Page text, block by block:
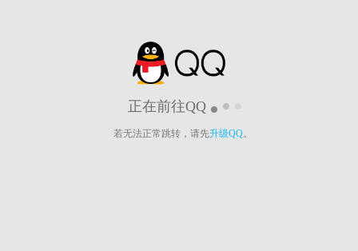
正在前往QQ
若无法正常跳转，请先升级QQ。